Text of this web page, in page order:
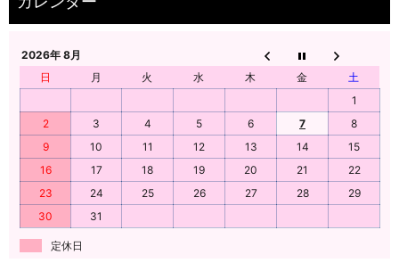
2026年 8月
日
月 火 水 木 金
土
1
2
3 4 5 6 7
8
9
10 11 12 13 14
15
16
17 18 19 20 21
22
23
24 25 26 27 28
29
30
31
定休日